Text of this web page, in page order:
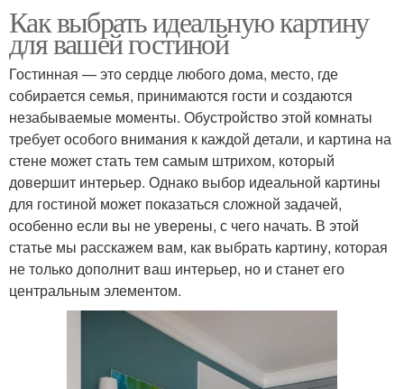
Как выбрать идеальную картину
для вашей гостиной
Гостинная — это сердце любого дома, место, где
собирается семья, принимаются гости и создаются
незабываемые моменты. Обустройство этой комнаты
требует особого внимания к каждой детали, и картина на
стене может стать тем самым штрихом, который
довершит интерьер. Однако выбор идеальной картины
для гостиной может показаться сложной задачей,
особенно если вы не уверены, с чего начать. В этой
статье мы расскажем вам, как выбрать картину, которая
не только дополнит ваш интерьер, но и станет его
центральным элементом.